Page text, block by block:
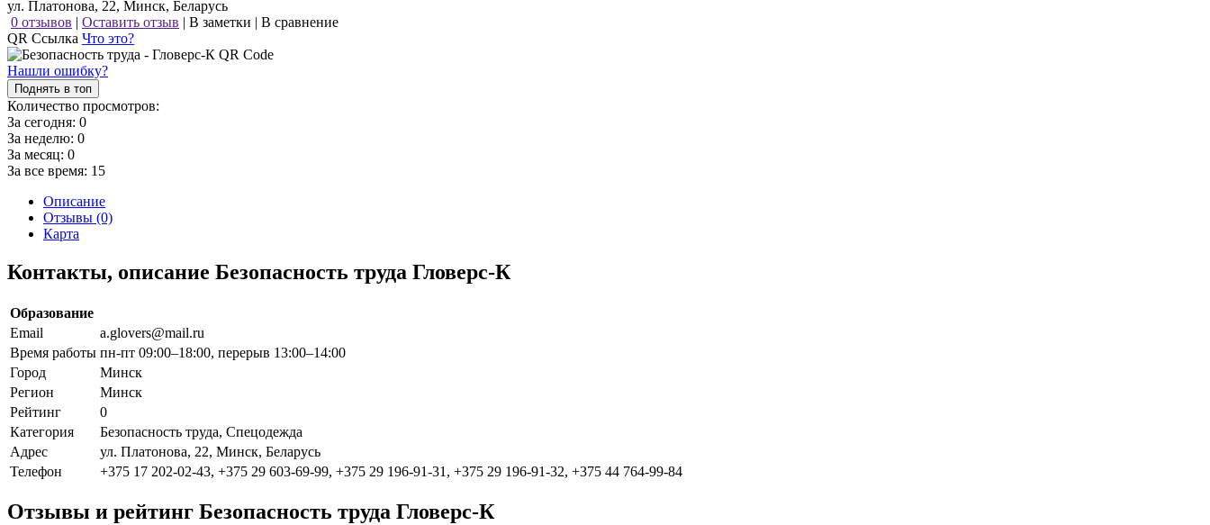
ул. Платонова, 22, Минск, Беларусь
0 отзывов | Оставить отзыв | В заметки | В сравнение
QR Ссылка Что это?
Нашли ошибку?
Поднять в топ
Количество просмотров:
За сегодня: 0
За неделю: 0
За месяц: 0
За все время: 15
Описание
Отзывы (0)
Карта
Контакты, описание Безопасность труда Гловерс-К
Образование
Email
a.glovers@mail.ru
Время работы пн-пт 09:00–18:00, перерыв 13:00–14:00
Город
Минск
Регион
Минск
Рейтинг
0
Категория
Безопасность труда, Спецодежда
Адрес
ул. Платонова, 22, Минск, Беларусь
Телефон
+375 17 202-02-43, +375 29 603-69-99, +375 29 196-91-31, +375 29 196-91-32, +375 44 764-99-84
Отзывы и рейтинг Безопасность труда Гловерс-К